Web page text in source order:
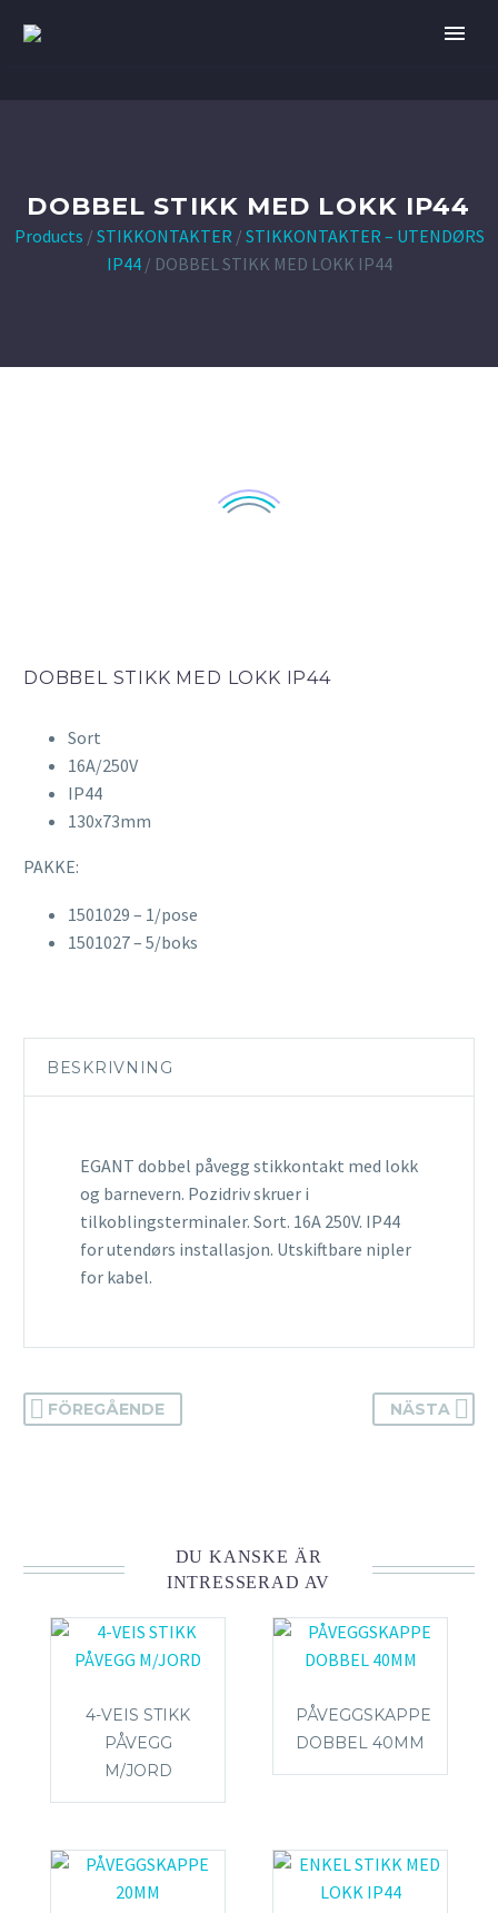
DOBBEL STIKK MED LOKK IP44
Products / STIKKONTAKTER / STIKKONTAKTER – UTENDØRS
IP44/ DOBBEL STIKK MED LOKK IP44
DOBBEL STIKK MED LOKK IP44
Sort
16A/250V
IP44
130x73mm
PAKKE:
1501029 – 1/pose
1501027 – 5/boks
BESKRIVNING
EGANT dobbel påvegg stikkontakt med lokk
og barnevern. Pozidriv skruer i
tilkoblingsterminaler. Sort. 16A 250V. IP44
for utendørs installasjon. Utskiftbare nipler
for kabel.
FÖREGÅENDE NÄSTA
DU KANSKE ÄR
INTRESSERAD AV
4-VEIS STIKK
PÅVEGG
M/JORD
PÅVEGGSKAPPE
DOBBEL 40MM